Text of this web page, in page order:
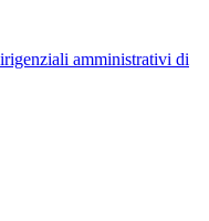
amministrativi di